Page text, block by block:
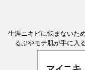
生涯ニキビに悩まないた
るぷやモテ肌が手に入